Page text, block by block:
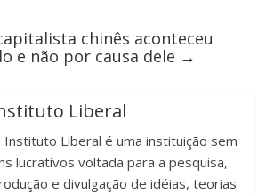
chinês aconteceu
e não por causa dele →
Liberal
Instituto Liberal é uma instituição sem
lucrativos voltada para a pesquisa,
e divulgação de idéias, teorias